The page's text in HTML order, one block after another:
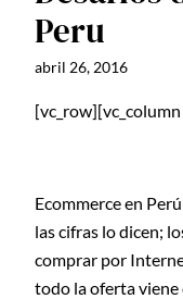
Peru
abril 26, 2016
Ecommerce en
las cifras lo dicen;
comprar por
todo la oferta viene